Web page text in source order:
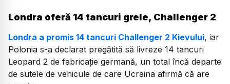
Londra oferă 14 tancuri grele, Challenger 2
Londra a promis 14 tancuri Challenger 2 Kievului, iar
Polonia s-a declarat pregătită să livreze 14 tancuri
Leopard 2 de fabricaţie germană, un total încă departe
de sutele de vehicule de care Ucraina afirmă că are